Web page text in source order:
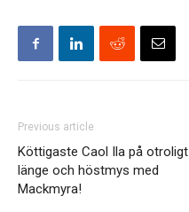
Previous article
Köttigaste Caol Ila på otroligt
länge och höstmys med
Mackmyra!